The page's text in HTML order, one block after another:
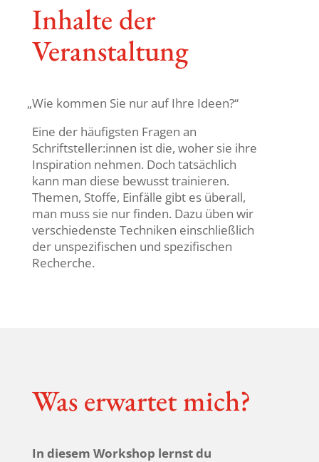
Inhalte der
Veranstaltung
„Wie kommen Sie nur auf Ihre Ideen?“
Eine der häufigsten Fragen an
Schriftsteller:innen ist die, woher sie ihre
Inspi­ra­tion nehmen. Doch tatsäch­lich
kann man diese bewusst trai­nieren.
Themen, Stoffe, Einfälle gibt es überall,
man muss sie nur finden. Dazu üben wir
verschie­denste Tech­niken einschließ­lich
der unspe­zi­fi­schen und spezi­fi­schen
Recherche.
Was erwartet mich?
In diesem Work­shop lernst du